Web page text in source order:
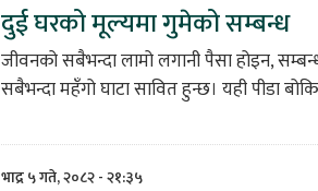
दुई घरको मूल्यमा गुमेको सम्बन्ध
जीवनको सबैभन्दा लामो लगानी पैसा होइन,
सबैभन्दा महँगो घाटा सावित हुन्छ। यही पीडा
भाद्र ५ गते, २०८२ - २१:३५